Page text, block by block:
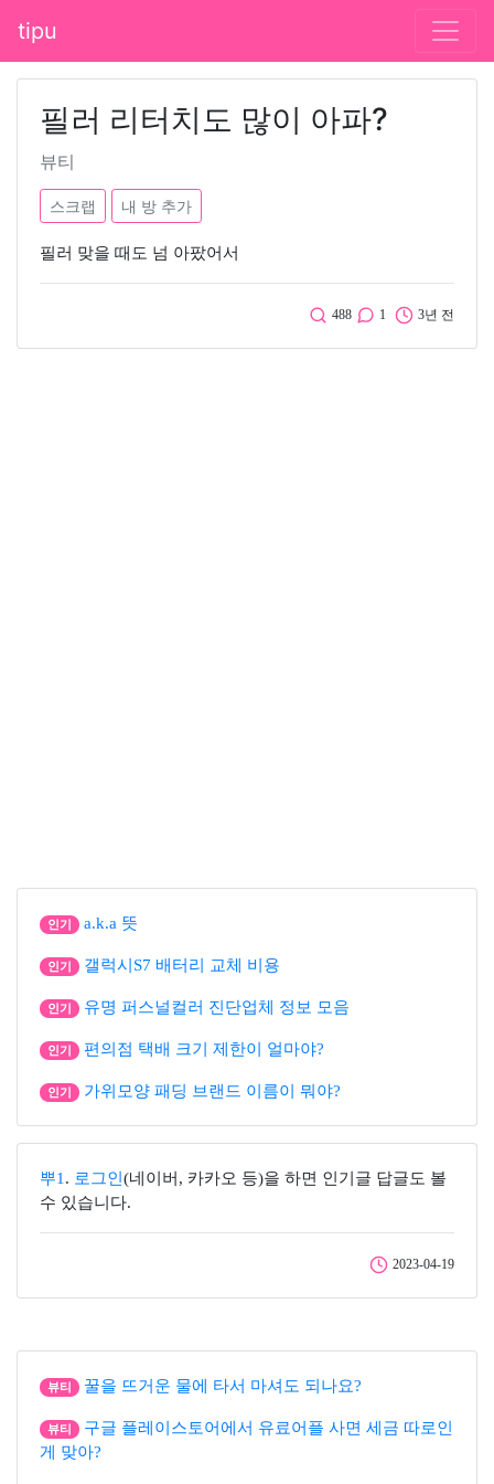
tipu
필러 리터치도 많이 아파?
뷰티
스크랩 내 방 추가
필러 맞을 때도 넘 아팠어서
488 1 3년 전
인기 a.k.a 뜻
인기 갤럭시S7 배터리 교체 비용
인기 유명 퍼스널컬러 진단업체 정보 모음
인기 편의점 택배 크기 제한이 얼마야?
인기 가위모양 패딩 브랜드 이름이 뭐야?
뿌1 . 로그인 (네이버, 카카오 등)을 하면 인기글 답글도 볼
수 있습니다.
2023-04-19
뷰티 꿀을 뜨거운 물에 타서 마셔도 되나요?
뷰티
구글 플레이스토어에서 유료어플 사면 세금 따로인
게 맞아?